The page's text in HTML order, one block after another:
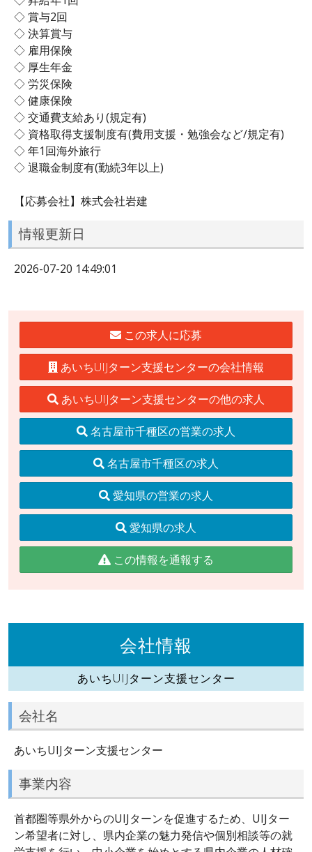
◇ 賞与2回
◇ 決算賞与
◇ 雇用保険
◇ 厚生年金
◇ 労災保険
◇ 健康保険
◇ 交通費支給あり(規定有)
◇ 資格取得支援制度有(費用支援・勉強会など/規定有)
◇ 年1回海外旅行
◇ 退職金制度有(勤続3年以上)
【応募会社】株式会社岩建
情報更新日
2026-07-20 14:49:01
この求人に応募
あいちUIJターン支援センターの会社情報
あいちUIJターン支援センターの他の求人
名古屋市千種区の営業の求人
名古屋市千種区の求人
愛知県の営業の求人
愛知県の求人
この情報を通報する
会社情報
あいちUIJターン支援センター
会社名
あいちUIJターン支援センター
事業内容
首都圏等県外からのUIJターンを促進するため、UIJター
ン希望者に対し、県内企業の魅力発信や個別相談等の就